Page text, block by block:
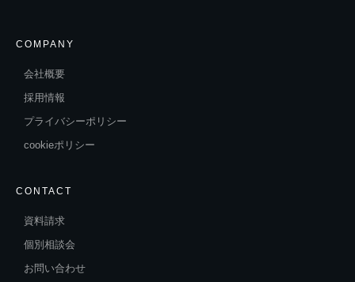
COMPANY
会社概要
採用情報
プライバシーポリシー
cookieポリシー
CONTACT
資料請求
個別相談会
お問い合わせ